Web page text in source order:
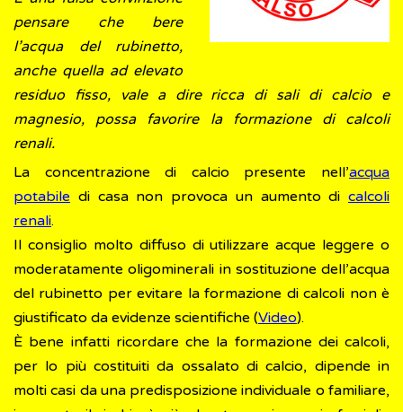
pensare che bere
l’acqua del rubinetto,
anche quella ad elevato
residuo fisso, vale a dire ricca di sali di calcio e
magnesio, possa favorire la formazione di calcoli
renali.
La concentrazione di calcio presente nell’acqua
potabile di casa non provoca un aumento di calcoli
renali.
Il consiglio molto diffuso di utilizzare acque leggere o
moderatamente oligominerali in sostituzione dell’acqua
del rubinetto per evitare la formazione di calcoli non è
giustificato da evidenze scientifiche (Video).
È bene infatti ricordare che la formazione dei calcoli,
per lo più costituiti da ossalato di calcio, dipende in
molti casi da una predisposizione individuale o familiare,